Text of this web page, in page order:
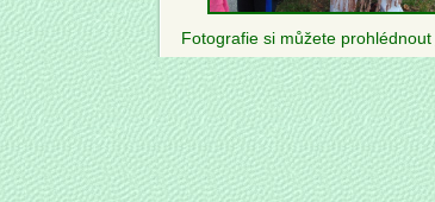
Fotografie si můžete prohlédnout